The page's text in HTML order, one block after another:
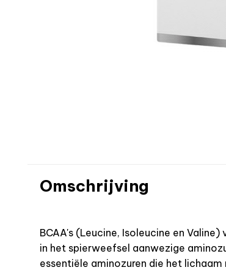
Omschrijving
BCAA's (Leucine, Isoleucine en
in het spierweefsel aanwezige
essentiële aminozuren die het lichaam